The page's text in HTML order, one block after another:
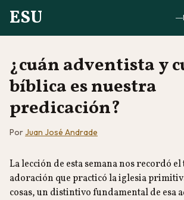
ESU
¿cuán adventista y
bíblica es nuestra
predicación?
PorJuan José Andrade
La lección de esta semana nos recordó el
adoración que practicó la iglesia
cosas, un distintivo fundamental de esa